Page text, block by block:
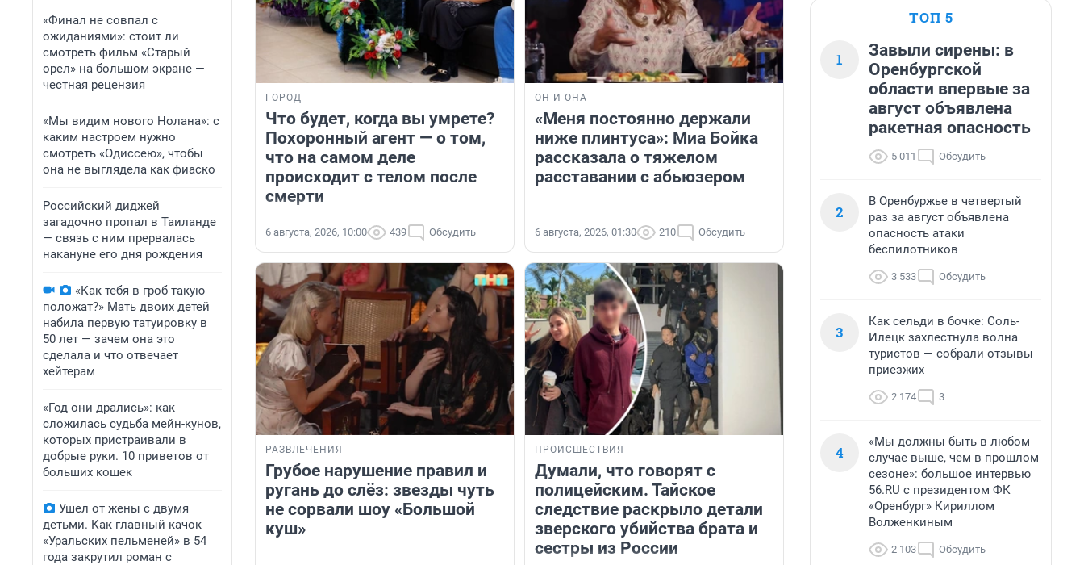
«Финал не совпал с
ожиданиями»: стоит ли
смотреть фильм «Старый
орел» на большом экране —
честная рецензия
«Мы видим нового Нолана»: с
каким настроем нужно
смотреть «Одиссею», чтобы
она не выглядела как фиаско
Российский диджей
загадочно пропал в Таиланде
— связь с ним прервалась
накануне его дня рождения
«Как тебя в гроб такую
положат?» Мать двоих детей
набила первую татуировку в
50 лет — зачем она это
сделала и что отвечает
хейтерам
«Год они дрались»: как
сложилась судьба мейн-кунов,
которых пристраивали в
добрые руки. 10 приветов от
больших кошек
Ушел от жены с двумя
детьми. Как главный качок
«Уральских пельменей» в 54
года закрутил роман с
ГОРОД
Что будет, когда вы умрете?
Похоронный агент — о том,
что на самом деле
происходит с телом после
смерти
6 августа, 2026, 10:00 439 Обсудить
ОН И ОНА
«Меня постоянно держали
ниже плинтуса»: Миа Бойка
рассказала о тяжелом
расставании с абьюзером
6 августа, 2026, 01:30 210 Обсудить
РАЗВЛЕЧЕНИЯ
Грубое нарушение правил и
ругань до слёз: звезды чуть
не сорвали шоу «Большой
куш»
ПРОИСШЕСТВИЯ
Думали, что говорят с
полицейским. Тайское
следствие раскрыло детали
зверского убийства брата и
сестры из России
ТОП 5
1
Завыли сирены: в
Оренбургской
области впервые за
август объявлена
ракетная опасность
5 011 Обсудить
2
В Оренбуржье в четвертый
раз за август объявлена
опасность атаки
беспилотников
3 533 Обсудить
3
Как сельди в бочке: Соль-
Илецк захлестнула волна
туристов — собрали отзывы
приезжих
2 174 3
4
«Мы должны быть в любом
случае выше, чем в прошлом
сезоне»: большое интервью
56.RU с президентом ФК
«Оренбург» Кириллом
Волженкиным
2 103 Обсудить